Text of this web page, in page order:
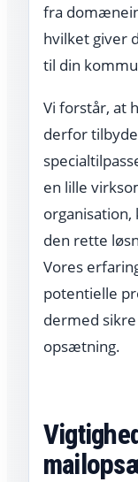
fra
hvilket giver
til din
Vi forstår, at
derfor
en lille
den rette
Vores
potentielle
dermed
opsætning.